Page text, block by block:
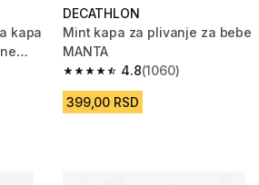
kapa
Recenzije
DECATHLON
Mint kapa za plivanje za bebe
MANTA
4.8
4.8 od 5 zvezdica from 1060
(1060)
399,00 RSD